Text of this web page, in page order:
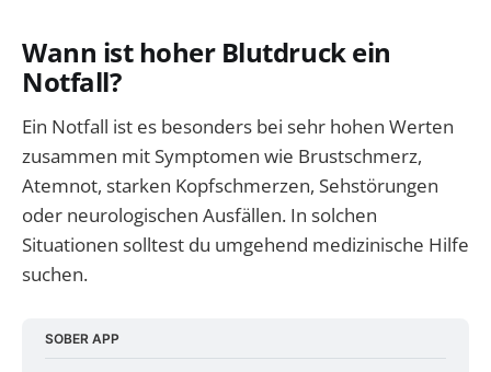
Wann ist hoher Blutdruck ein
Notfall?
Ein Notfall ist es besonders bei sehr hohen Werten
zusammen mit Symptomen wie Brustschmerz,
Atemnot, starken Kopfschmerzen, Sehstörungen
oder neurologischen Ausfällen. In solchen
Situationen solltest du umgehend medizinische Hilfe
suchen.
SOBER APP